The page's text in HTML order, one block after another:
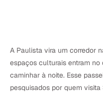
A Paulista vira um corredor
espaços culturais entram
caminhar à noite. Esse
pesquisados por quem